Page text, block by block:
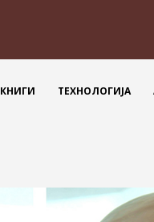
КНИГИ ТЕХНОЛОГИЈА